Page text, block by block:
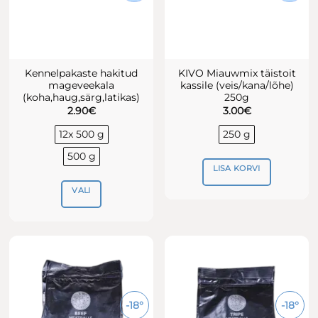
Kennelpakaste hakitud
mageveekala
(koha,haug,särg,latikas)
2.90€
12x 500 g
500 g
VALI
mitu
varianti.
Valikuid
saab
KIVO Miauwmix täistoit
kassile (veis/kana/lõhe)
250g
3.00€
250 g
LISA KORVI
-18° -18°